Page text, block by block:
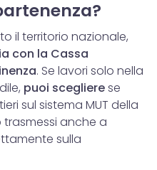
il territorio nazionale,
con la Cassa
. Se lavori solo nella
puoi sceglierese
sul sistema MUT della
trasmessi anche a
sulla